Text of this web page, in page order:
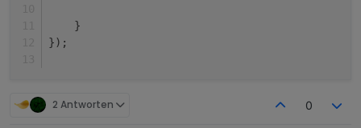
    }
});
2 Antworten 0